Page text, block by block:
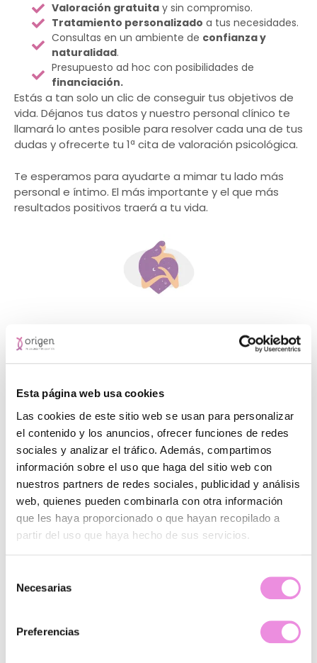
Esta página web usa cookies
Las cookies de este sitio web se usan para personalizar
el contenido y los anuncios, ofrecer funciones de redes
sociales y analizar el tráfico. Además, compartimos
información sobre el uso que haga del sitio web con
nuestros partners de redes sociales, publicidad y análisis
web, quienes pueden combinarla con otra información
que les haya proporcionado o que hayan recopilado a
partir del uso que haya hecho de sus servicios.
Necesarias
Preferencias
Valoración gratuitay sin compromiso.
Tratamiento personalizado a tus necesidades.
Consultas en un ambiente de confianza y
naturalidad.
Presupuesto ad hoc con posibilidades de
financiación.
Estás a tan solo un clic de conseguir tus objetivos de
vida. Déjanos tus datos y nuestro personal clínico te
llamará lo antes posible para resolver cada una de tus
dudas y ofrecerte tu 1ª cita de valoración psicológica.
Te esperamos para ayudarte a mimar tu lado más
personal e íntimo. El más importante y el que más
resultados positivos traerá a tu vida.
Pide cita gratis
Sistema integral de mejora
Psicólogos y psiquiatras